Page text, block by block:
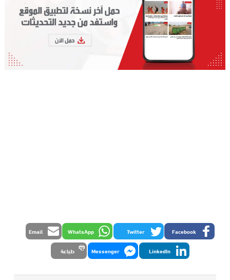
Facebook
Twitter
WhatsApp
Email
LinkedIn
Messenger طباعة